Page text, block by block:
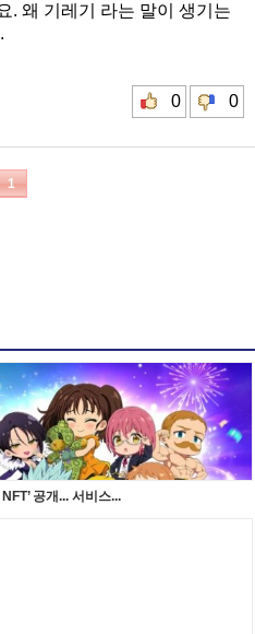
. 왜 기레기 라는 말이 생기는
0 0
1
공개... 서비스...